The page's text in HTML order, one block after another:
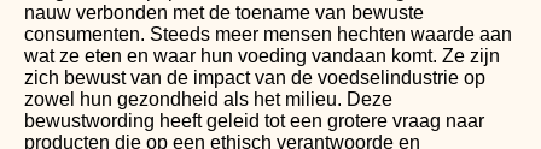
nauw verbonden met de toename van bewuste
consumenten. Steeds meer mensen hechten waarde aan
wat ze eten en waar hun voeding vandaan komt. Ze zijn
zich bewust van de impact van de voedselindustrie op
zowel hun gezondheid als het milieu. Deze
bewustwording heeft geleid tot een grotere vraag naar
producten die op een ethisch verantwoorde en